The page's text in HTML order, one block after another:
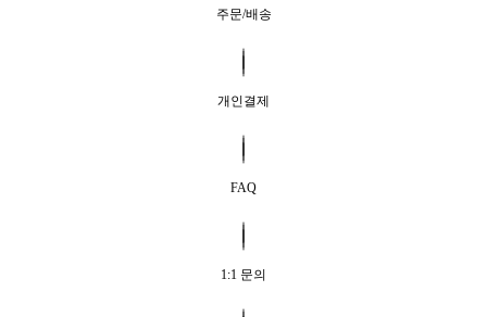
주문/배송
개인결제
FAQ
1:1 문의